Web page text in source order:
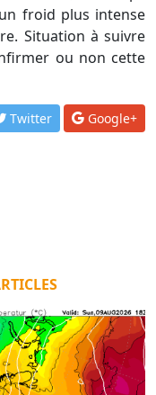
froid plus intense
Situation à suivre
ou non cette
Twitter Google+